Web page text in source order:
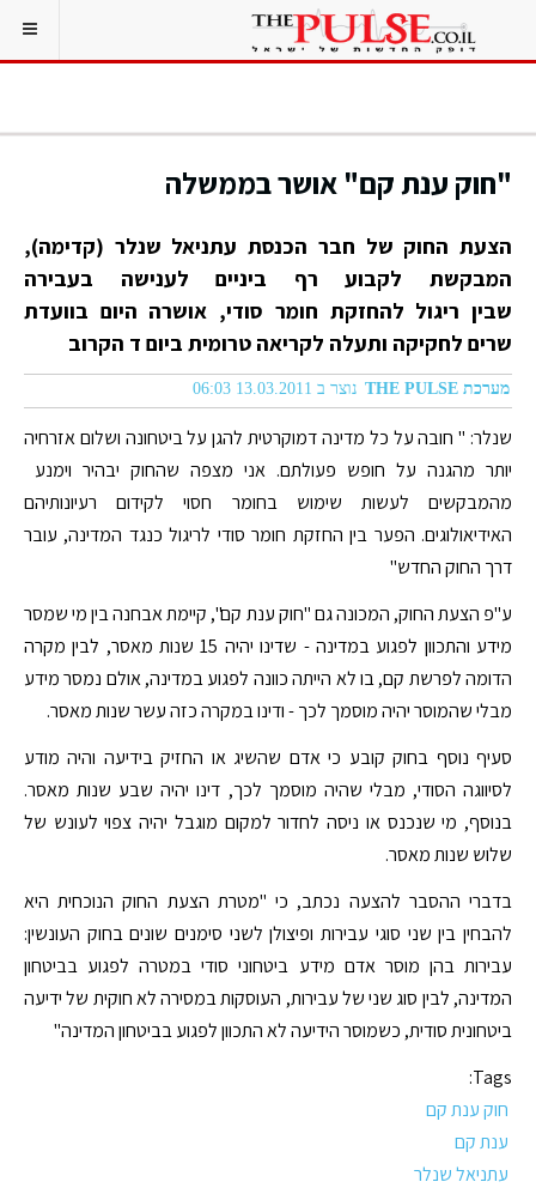
"חוק ענת קם" אושר בממשלה
הצעת החוק של חבר הכנסת עתניאל שנלר (קדימה),
המבקשת לקבוע רף ביניים לענישה בעבירה
שבין ריגול להחזקת חומר סודי, אושרה היום בוועדת
שרים לחקיקה ותעלה לקריאה טרומית ביום ד הקרוב
מערכת THE PULSE נוצר ב 13.03.2011 06:03
שנלר: " חובה על כל מדינה דמוקרטית להגן על ביטחונה ושלום אזרחיה
יותר מהגנה על חופש פעולתם. אני מצפה שהחוק יבהיר וימנע
מהמבקשים לעשות שימוש בחומר חסוי לקידום רעיונותיהם
האידיאולוגים. הפער בין החזקת חומר סודי לריגול כנגד המדינה, עובר
דרך החוק החדש"
ע"פ הצעת החוק, המכונה גם "חוק ענת קם", קיימת אבחנה בין מי שמסר
מידע והתכוון לפגוע במדינה - שדינו יהיה 15 שנות מאסר, לבין מקרה
הדומה לפרשת קם, בו לא הייתה כוונה לפגוע במדינה, אולם נמסר מידע
מבלי שהמוסר יהיה מוסמך לכך - ודינו במקרה כזה עשר שנות מאסר.
סעיף נוסף בחוק קובע כי אדם שהשיג או החזיק בידיעה והיה מודע
לסיווגה הסודי, מבלי שהיה מוסמך לכך, דינו יהיה שבע שנות מאסר.
בנוסף, מי שנכנס או ניסה לחדור למקום מוגבל יהיה צפוי לעונש של
שלוש שנות מאסר.
בדברי ההסבר להצעה נכתב, כי "מטרת הצעת החוק הנוכחית היא
להבחין בין שני סוגי עבירות ופיצולן לשני סימנים שונים בחוק העונשין:
עבירות בהן מוסר אדם מידע ביטחוני סודי במטרה לפגוע בביטחון
המדינה, לבין סוג שני של עבירות, העוסקות במסירה לא חוקית של ידיעה
ביטחונית סודית, כשמוסר הידיעה לא התכוון לפגוע בביטחון המדינה"
Tags:
חוק ענת קם
ענת קם
עתניאל שנלר